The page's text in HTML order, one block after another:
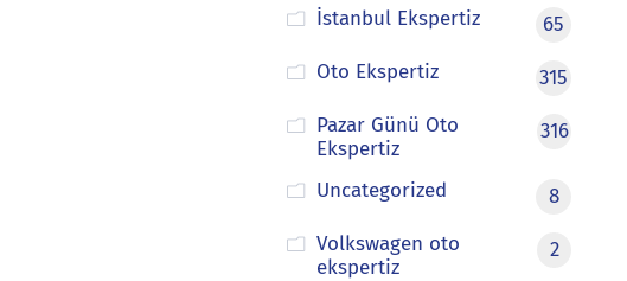
İstanbul Ekspertiz
65
Oto Ekspertiz
315
Pazar Günü Oto
Ekspertiz
316
Uncategorized
8
Volkswagen oto
ekspertiz
2